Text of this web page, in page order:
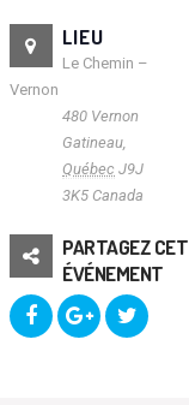
LIEU
Le Chemin –
Vernon
480 Vernon
Gatineau,
Québec J9J
3K5 Canada
PARTAGEZ CET
ÉVÉNEMENT